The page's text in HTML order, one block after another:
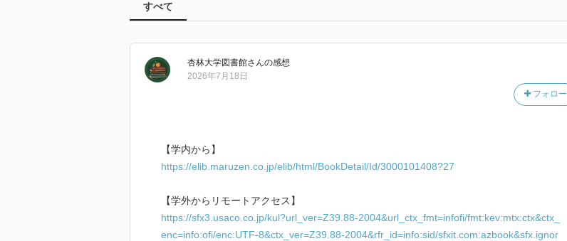
すべて
杏林大学図書館さんの感想
フォロー
2026年7月18日
【学内から】
https://elib.maruzen.co.jp/elib/html/BookDetail/Id/3000101408?27
【学外からリモートアクセス】
https://sfx3.usaco.co.jp/kul?url_ver=Z39.88-2004&url_ctx_fmt=infofi/fmt:kev:mtx:ctx&ctx_
enc=info:ofi/enc:UTF-8&ctx_ver=Z39.88-2004&rfr_id=info:sid/sfxit.com:azbook&sfx.ignor